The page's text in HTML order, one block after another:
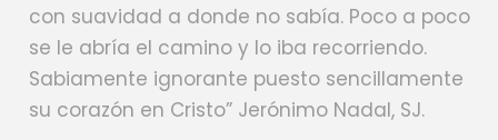
con suavidad a donde no sabía. Poco a poco
se le abría el camino y lo iba recorriendo.
Sabiamente ignorante puesto sencillamente
su corazón en Cristo” Jerónimo Nadal, SJ.